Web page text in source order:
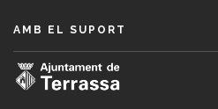
AMB EL SUPORT